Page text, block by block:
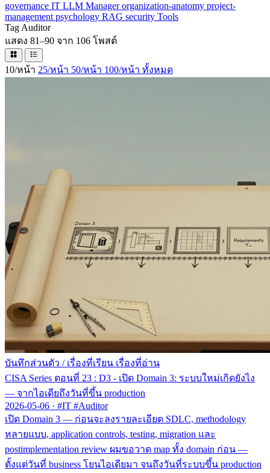
governance IT LLM Managerorganization-anatomy project-
management psychology RAG security Tools
Tag Auditor
แสดง 81–90 จาก 106 โพสต์
10/หน้า 25/หน้า 50/หน้า 100/หน้า ทั้งหมด
บันทึกส่วนตัว / เรื่องที่เรียน เรื่องที่อ่าน
CISA Series ตอนที่ 23 : D3 - เปิด Domain 3: ระบบใหม่เกิดยังไง
— จากไอเดียถึงวันที่ขึ้น production
2026-05-06 · #IT #Auditor
เปิด Domain 3 — ก่อนจะลงรายละเอียด SDLC, methodology
หลายแบบ, application controls, testing, migration และ
postimplementation review ผมขอวาด map ทั้ง domain ก่อน —
ตั้งแต่วันที่ business โยนไอเดียมา จนถึงวันที่ระบบขึ้น production